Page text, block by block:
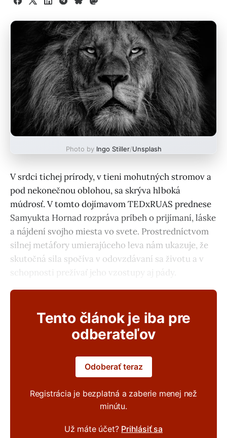
Facebook
X LinkedInTelegram
BlueskyMastodon
Photo by Ingo Stiller/Unsplash
V srdci tichej prírody, v tieni mohutných stromov a
pod nekonečnou oblohou, sa skrýva hlboká
múdrosť. V tomto dojímavom TEDxRUAS prednese
Samyukta Hornad rozpráva príbeh o prijímaní, láske
a nájdení svojho miesta vo svete. Prostredníctvom
silnej metáfory umierajúceho leva nám ukazuje, že
skutočná sila spočíva v odovzdávaní sa životu a v
schopnosti prežívať jeho vzostupy aj pády.
Tento článok je iba pre
odberateľov
Odoberať teraz
Registrácia je bezplatná a zaberie menej než
minútu.
Už máte účet? Prihlásiť sa